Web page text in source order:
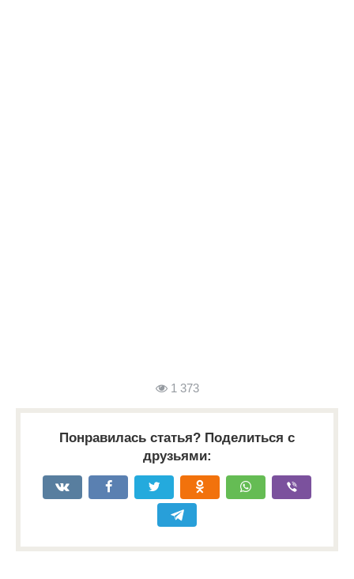
1 373
Понравилась статья? Поделиться с
друзьями: